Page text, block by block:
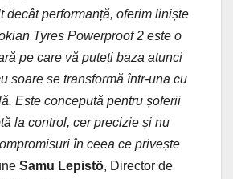
decât performanță, oferim liniște
Tyres Powerproof 2 este o
pe care vă puteți baza atunci
soare se transformă într-una cu
Este concepută pentru șoferii
la control, cer precizie și nu
în ceea ce privește
Samu Lepistö, Director de